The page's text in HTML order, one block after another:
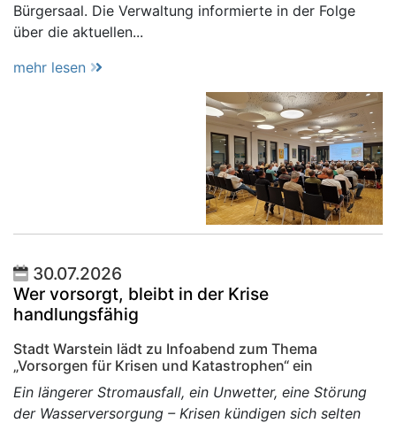
Bürgersaal. Die Verwaltung informierte in der Folge
über die aktuellen...
mehr lesen
30.07.2026
Wer vorsorgt, bleibt in der Krise
handlungsfähig
Stadt Warstein lädt zu Infoabend zum Thema
„Vorsorgen für Krisen und Katastrophen“ ein
Ein längerer Stromausfall, ein Unwetter, eine Störung
der Wasserversorgung – Krisen kündigen sich selten